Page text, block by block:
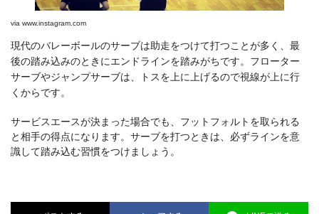
via www.instagram.com
現代のバレーボールのサーブは助走をつけて打つことが多く、最
後の踏み込みのときにエンドラインを踏みがちです。フローター
サーブやジャンプサーブは、トスを上に上げるので視線が上に行
くからです。
サービスエースが決まった場合でも、フットフォルトを取られる
と相手の得点になります。サーブを打つときは、必ずラインを意
識して踏み込む習慣をつけましょう。